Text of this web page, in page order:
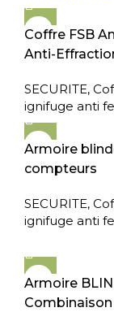
Coffre FSB
Anti-
SECURITE,
ignifuge anti
Armoire
compteurs
SECURITE,
ignifuge anti
Armoire
Combinaison